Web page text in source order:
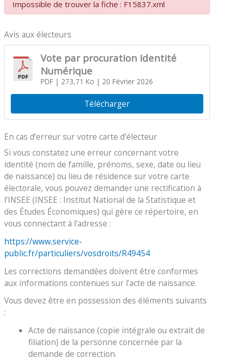
Impossible de trouver la fiche : F15837.xml
Avis aux électeurs
Vote par procuration Identité
Numérique
PDF| 273,71 Ko | 20 Février 2026
Télécharger
En cas d’erreur sur votre carte d’électeur
Si vous constatez une erreur concernant votre
identité (nom de famille, prénoms, sexe, date ou lieu
de naissance) ou lieu de résidence sur votre carte
électorale, vous pouvez demander une rectification à
l’INSEE (INSEE : Institut National de la Statistique et
des Études Économiques) qui gère ce répertoire, en
vous connectant à l’adresse :
https://www.service-
public.fr/particuliers/vosdroits/R49454
Les corrections demandées doivent être conformes
aux informations contenues sur l’acte de naissance.
Vous devez être en possession des éléments suivants
:
Acte de naissance (copie intégrale ou extrait de
filiation) de la personne concernée par la
demande de correction.